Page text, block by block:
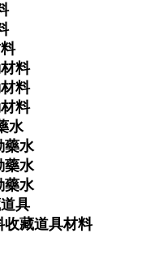
料
料
料
水
藥水
藥水
藥水
具
藏道具材料